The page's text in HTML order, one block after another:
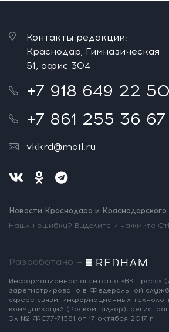
Контакты редакции:
Краснодар, Гимназическая
51, офис 304
+7 918 649 22 50
+7 861 255 36 67
vkkrd@mail.ru
Новости Краснодара и Краснодарского
Нашли ошибку? Выделите и нажмите
Разработано —
Информационное агентство «ВК Пресс»
зарегистрировано в Федеральной
сфере связи, информационных
коммуникаций (Роскомнадзор),
Эл № ФС77-71381 от 17 октября 2017 г.